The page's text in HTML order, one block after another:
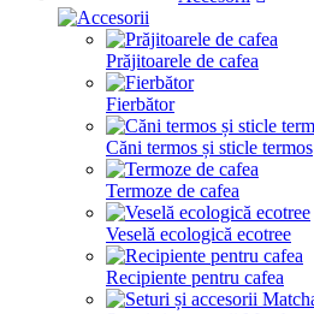
Prăjitoarele de cafea
Fierbător
Căni termos și sticle termos
Termoze de cafea
Veselă ecologică ecotree
Recipiente pentru cafea